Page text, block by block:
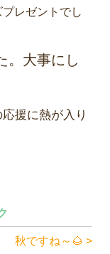
レゼントでし
。大事にし
援に熱が入り
秋ですね～🌰 >